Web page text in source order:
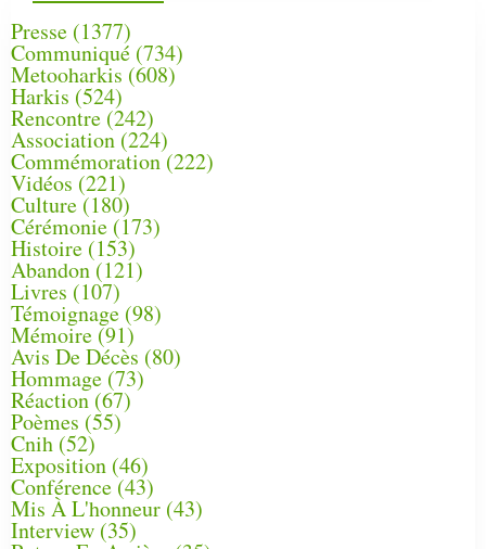
Presse (1377)
Communiqué (734)
Metooharkis (608)
Harkis (524)
Rencontre (242)
Association (224)
Commémoration(222)
Vidéos (221)
Culture(180)
Cérémonie (173)
Histoire (153)
Abandon(121)
Livres (107)
Témoignage (98)
Mémoire (91)
Avis De Décès (80)
Hommage (73)
Réaction(67)
Poèmes (55)
Cnih (52)
Exposition (46)
Conférence(43)
Mis À L'honneur (43)
Interview (35)